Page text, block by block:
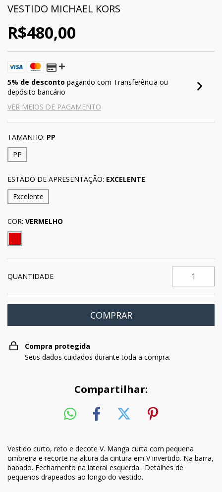
VESTIDO MICHAEL KORS
R$480,00
5% de desconto pagando com Transferência ou
depósito bancário
VER MEIOS DE PAGAMENTO
TAMANHO: PP
PP
ESTADO DE APRESENTAÇÃO: EXCELENTE
Excelente
COR: VERMELHO
QUANTIDADE
Compra protegida
Seus dados cuidados durante toda a compra.
Compartilhar:
Vestido curto, reto e decote V. Manga curta com pequena
ombreira e recorte na altura da cintura em V invertido. Na barra,
babado. Fechamento na lateral esquerda . Detalhes de
pequenos drapeados ao longo do vestido.